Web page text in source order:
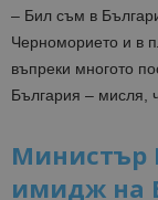
– Бил съм в
Черноморието и в
въпреки многото
България – мисля,
Министър
имидж на